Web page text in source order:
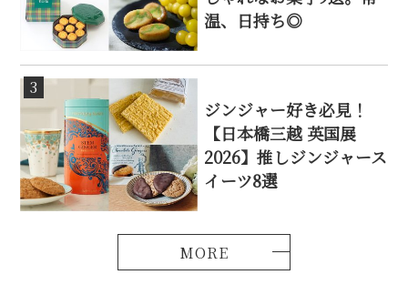
温、日持ち◎
3
ジンジャー好き必見！
【日本橋三越 英国展
2026】推しジンジャース
イーツ8選